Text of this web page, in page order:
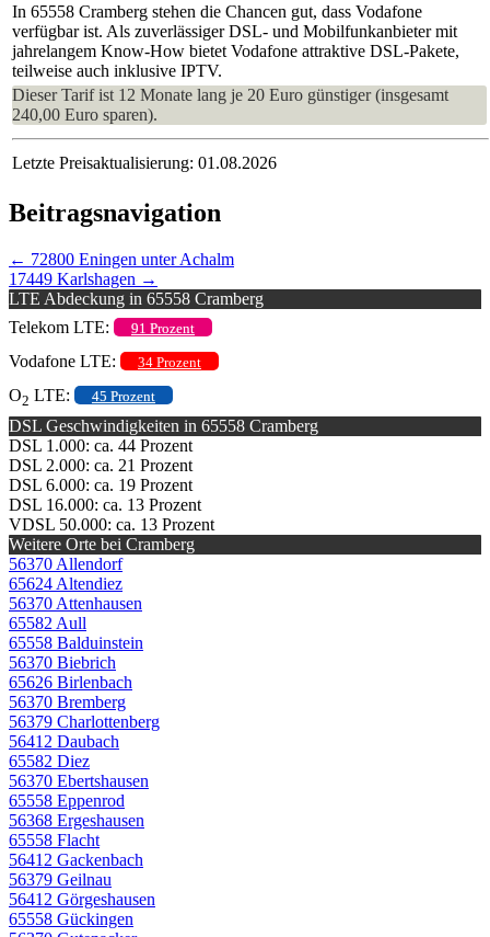
In 65558 Cramberg stehen die Chancen gut, dass Vodafone
verfügbar ist. Als zuverlässiger DSL- und Mobilfunkanbieter mit
jahrelangem Know-How bietet Vodafone attraktive DSL-Pakete,
teilweise auch inklusive IPTV.
Dieser Tarif ist 12 Monate lang je 20 Euro günstiger (insgesamt
240,00 Euro sparen).
Letzte Preisaktualisierung: 01.08.2026
Beitragsnavigation
← 72800 Eningen unter Achalm
17449 Karlshagen →
LTE Abdeckung in 65558 Cramberg
Telekom LTE:
91 Prozent
Vodafone LTE: 34 Prozent
O2 LTE: 45 Prozent
DSL Geschwindigkeiten in 65558 Cramberg
DSL 1.000: ca. 44 Prozent
DSL 2.000: ca. 21 Prozent
DSL 6.000: ca. 19 Prozent
DSL 16.000: ca. 13 Prozent
VDSL 50.000: ca. 13 Prozent
Weitere Orte bei Cramberg
56370 Allendorf
65624 Altendiez
56370 Attenhausen
65582 Aull
65558 Balduinstein
56370 Biebrich
65626 Birlenbach
56370 Bremberg
56379 Charlottenberg
56412 Daubach
65582 Diez
56370 Ebertshausen
65558 Eppenrod
56368 Ergeshausen
65558 Flacht
56412 Gackenbach
56379 Geilnau
56412 Görgeshausen
65558 Gückingen